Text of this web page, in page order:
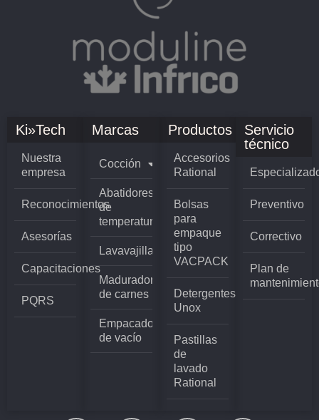
Ki»Tech
Nuestra
empresa
Reconocimientos
Asesorías
Capacitaciones
PQRS
Marcas
Cocción
Abatidores
de
temperatura
Lavavajillas
Madurador
de carnes
Empacadoras
de vacío
Productos
Accesorios
Rational
Bolsas
para
empaque
tipo
VACPACK
Detergentes
Unox
Pastillas
de
lavado
Rational
Servicio
técnico
Preventivo
Correctivo
Plan de